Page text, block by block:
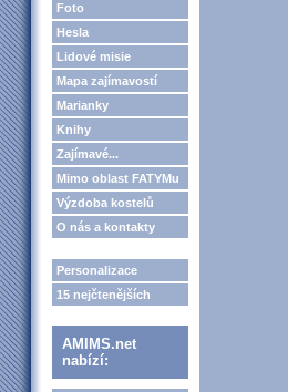
Foto
Hesla
Lidové misie
Mapa zajímavostí
Marianky
Knihy
Zajímavé...
Mimo oblast FATYMu
Výzdoba kostelů
O nás a kontakty
Personalizace
15 nejčtenějších
AMIMS.net
nabízí: